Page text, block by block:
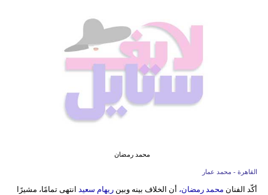
محمد رمضان
القاهرة - محمد عمار
أكّد الفنان محمد رمضان، أن الخلاف بينه وبين ريهام سعيد انتهى تمامًا، مشيرًا